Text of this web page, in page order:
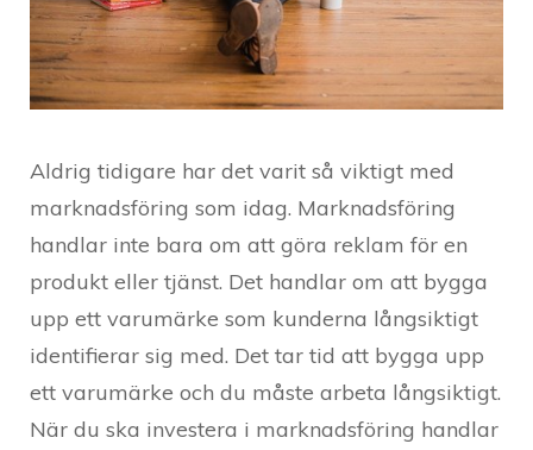
Aldrig tidigare har det varit så viktigt med
marknadsföring som idag. Marknadsföring
handlar inte bara om att göra reklam för en
produkt eller tjänst. Det handlar om att bygga
upp ett varumärke som kunderna långsiktigt
identifierar sig med. Det tar tid att bygga upp
ett varumärke och du måste arbeta långsiktigt.
När du ska investera i marknadsföring handlar